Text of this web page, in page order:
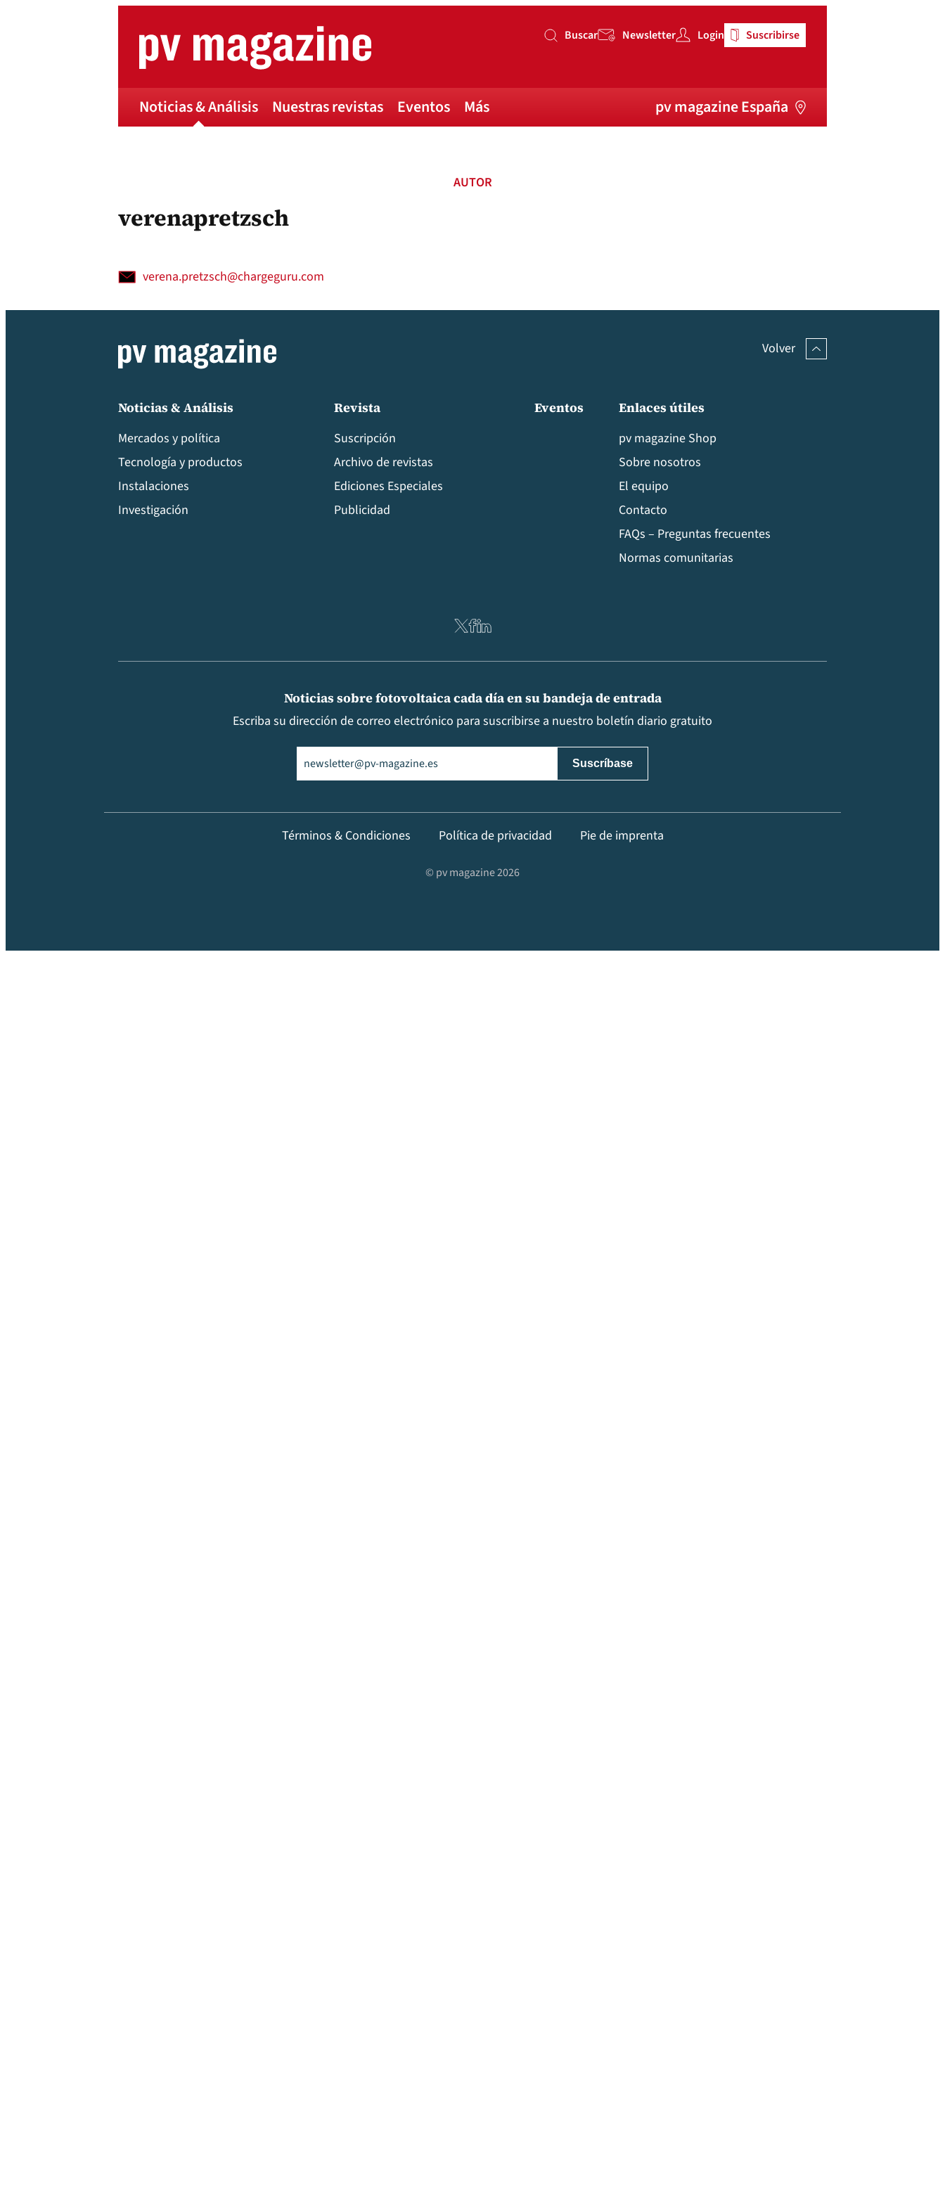
Buscar
Buscar Newsletter Login Suscribirse
Noticias & Análisis Nuestras revistas Eventos Más pv magazine España
AUTOR
verenapretzsch
verena.pretzsch@chargeguru.com
Volver
Noticias & Análisis
Mercados y política
Tecnología y productos
Instalaciones
Investigación
Revista
Suscripción
Archivo de revistas
Ediciones Especiales
Publicidad
Eventos
Enlaces útiles
pv magazine Shop
Sobre nosotros
El equipo
Contacto
FAQs – Preguntas frecuentes
Normas comunitarias
Noticias sobre fotovoltaica cada día en su bandeja de entrada
Escriba su dirección de correo electrónico para suscribirse a nuestro boletín diario gratuito
(Obligatorio)
Términos & Condiciones Política de privacidad Pie de imprenta
© pv magazine 2026